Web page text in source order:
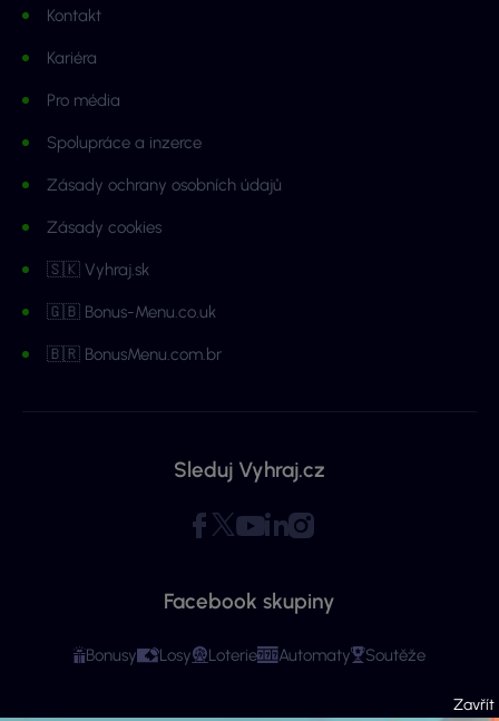
Kontakt
Kariéra
Pro média
Spolupráce a inzerce
Zásady ochrany osobních údajů
Zásady cookies
🇸🇰 Vyhraj.sk
🇬🇧 Bonus-Menu.co.uk
🇧🇷 BonusMenu.com.br
Sleduj Vyhraj.cz
Facebook skupiny
Bonusy Losy Loterie Automaty Soutěže